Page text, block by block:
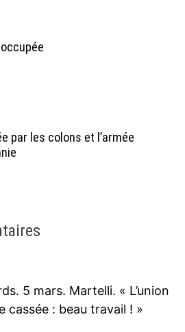
par les colons et l’armée
5 mars. Martelli. « L’union
cassée : beau travail ! »